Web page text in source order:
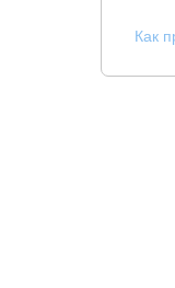
Как